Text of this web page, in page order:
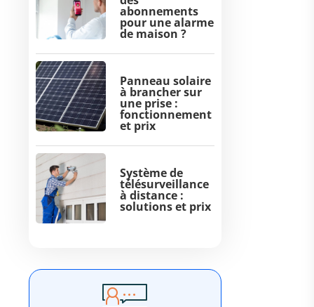
abonnements
pour une alarme
de maison ?
Panneau solaire
à brancher sur
une prise :
fonctionnement
et prix
Système de
télésurveillance
à distance :
solutions et prix